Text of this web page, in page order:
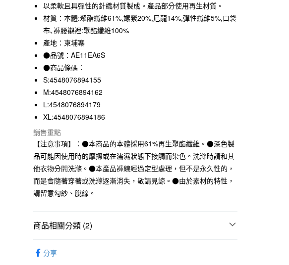
信用卡分期付款
3 期 0 利率 每期NT$317
合作金庫商業銀行
華南商業銀行
上海商業儲蓄銀行
國泰世華商業銀行
臺灣中小企業銀行
匯豐（台灣）商業銀行
聯邦商業銀行
元大商業銀行
台新國際商業銀行
台灣樂天信用卡公司
超商取貨付款
LINE Pay
Apple Pay
街口支付
悠遊付
運送方式
全家取貨付款
每筆NT$65，滿NT$1,000(含以上)免運費
7-11取貨付款
以柔軟且具彈性的針織材質製成。產品部分使用再生材質。
材質：本體:聚酯纖維61%,嫘縈20%,尼龍14%,彈性纖維5%,口袋
布､褲腰襯裡:聚酯纖維100%
產地：柬埔寨
●品號：AE11EA6S
●商品條碼：
S:4548076894155
M:4548076894162
L:4548076894179
XL:4548076894186
銷售重點
【注意事項】：●本商品的本體採用61%再生聚酯纖維。●深色製
品可能因使用時的摩擦或在濡濕狀態下接觸而染色。洗滌時請和其
他衣物分開洗滌。●本產品褲線經過定型處理，但不是永久性的，
而是會隨著穿著或洗滌逐漸消失，敬請見諒。●由於素材的特性，
請留意勾紗、脫線。
商品相關分類 (2)
分享